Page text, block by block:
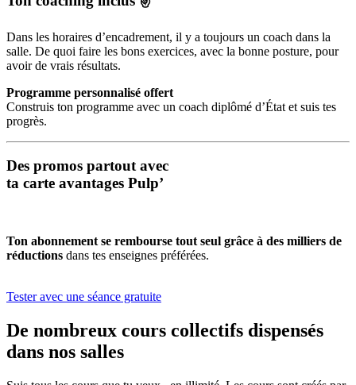
Dans les horaires d’encadrement, il y a toujours un coach dans la
salle. De quoi faire les bons exercices, avec la bonne posture, pour
avoir de vrais résultats.
Programme personnalisé offert
Construis ton programme avec un coach diplômé d’État et suis tes
progrès.
Des promos partout avec
ta carte avantages Pulp’
Ton abonnement se rembourse tout seul grâce à des milliers de
réductions dans tes enseignes préférées.
Tester avec une séance gratuite
De nombreux cours collectifs dispensés
dans nos salles